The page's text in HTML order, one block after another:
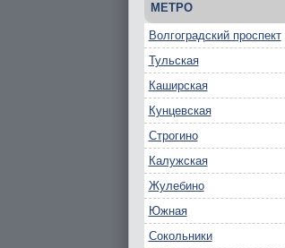
МЕТРО
Волгоградский проспект
Тульская
Каширская
Кунцевская
Строгино
Калужская
Жулебино
Южная
Сокольники